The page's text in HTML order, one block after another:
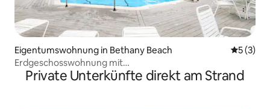
Eigentumswohnung in Bethany Beach
5 (3)
Erdgeschosswohnung mit
2 Schlafzimmern/2 Bädern~direkter Strandzugang~Pool
Private Unterkünfte direkt am Strand